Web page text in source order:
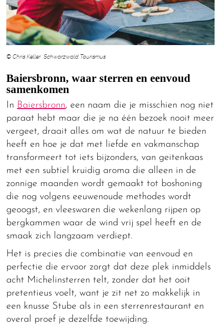
© Chris Keller Schwarzwald Tourismus
Baiersbronn, waar sterren en eenvoud
samenkomen
In Baiersbronn, een naam die je misschien nog niet
paraat hebt maar die je na één bezoek nooit meer
vergeet, draait alles om wat de natuur te bieden
heeft en hoe je dat met liefde en vakmanschap
transformeert tot iets bijzonders, van geitenkaas
met een subtiel kruidig aroma die alleen in de
zonnige maanden wordt gemaakt tot boshoning
die nog volgens eeuwenoude methodes wordt
geoogst, en vleeswaren die wekenlang rijpen op
bergkammen waar de wind vrij spel heeft en de
smaak zich langzaam verdiept.
Het is precies die combinatie van eenvoud en
perfectie die ervoor zorgt dat deze plek inmiddels
acht Michelinsterren telt, zonder dat het ooit
pretentieus voelt, want je zit net zo makkelijk in
een knusse Stube als in een sterrenrestaurant en
overal proef je dezelfde toewijding.